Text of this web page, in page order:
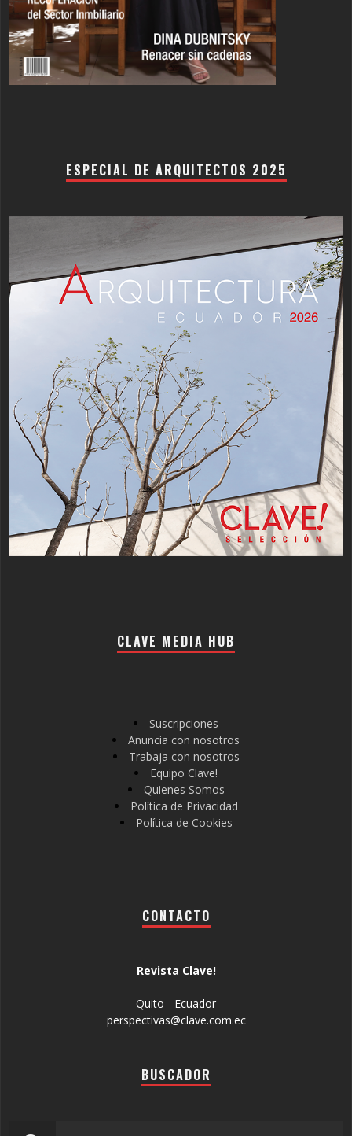
ESPECIAL DE ARQUITECTOS 2025
CLAVE MEDIA HUB
Suscripciones
Anuncia con nosotros
Trabaja con nosotros
Equipo Clave!
Quienes Somos
Política de Privacidad
Política de Cookies
CONTACTO
Revista Clave!
Quito - Ecuador
perspectivas@clave.com.ec
BUSCADOR